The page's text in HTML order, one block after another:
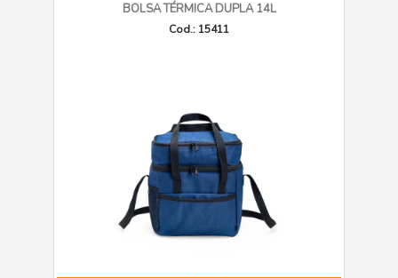
BOLSA TÉRMICA DUPLA 14L
Cod.: 15411